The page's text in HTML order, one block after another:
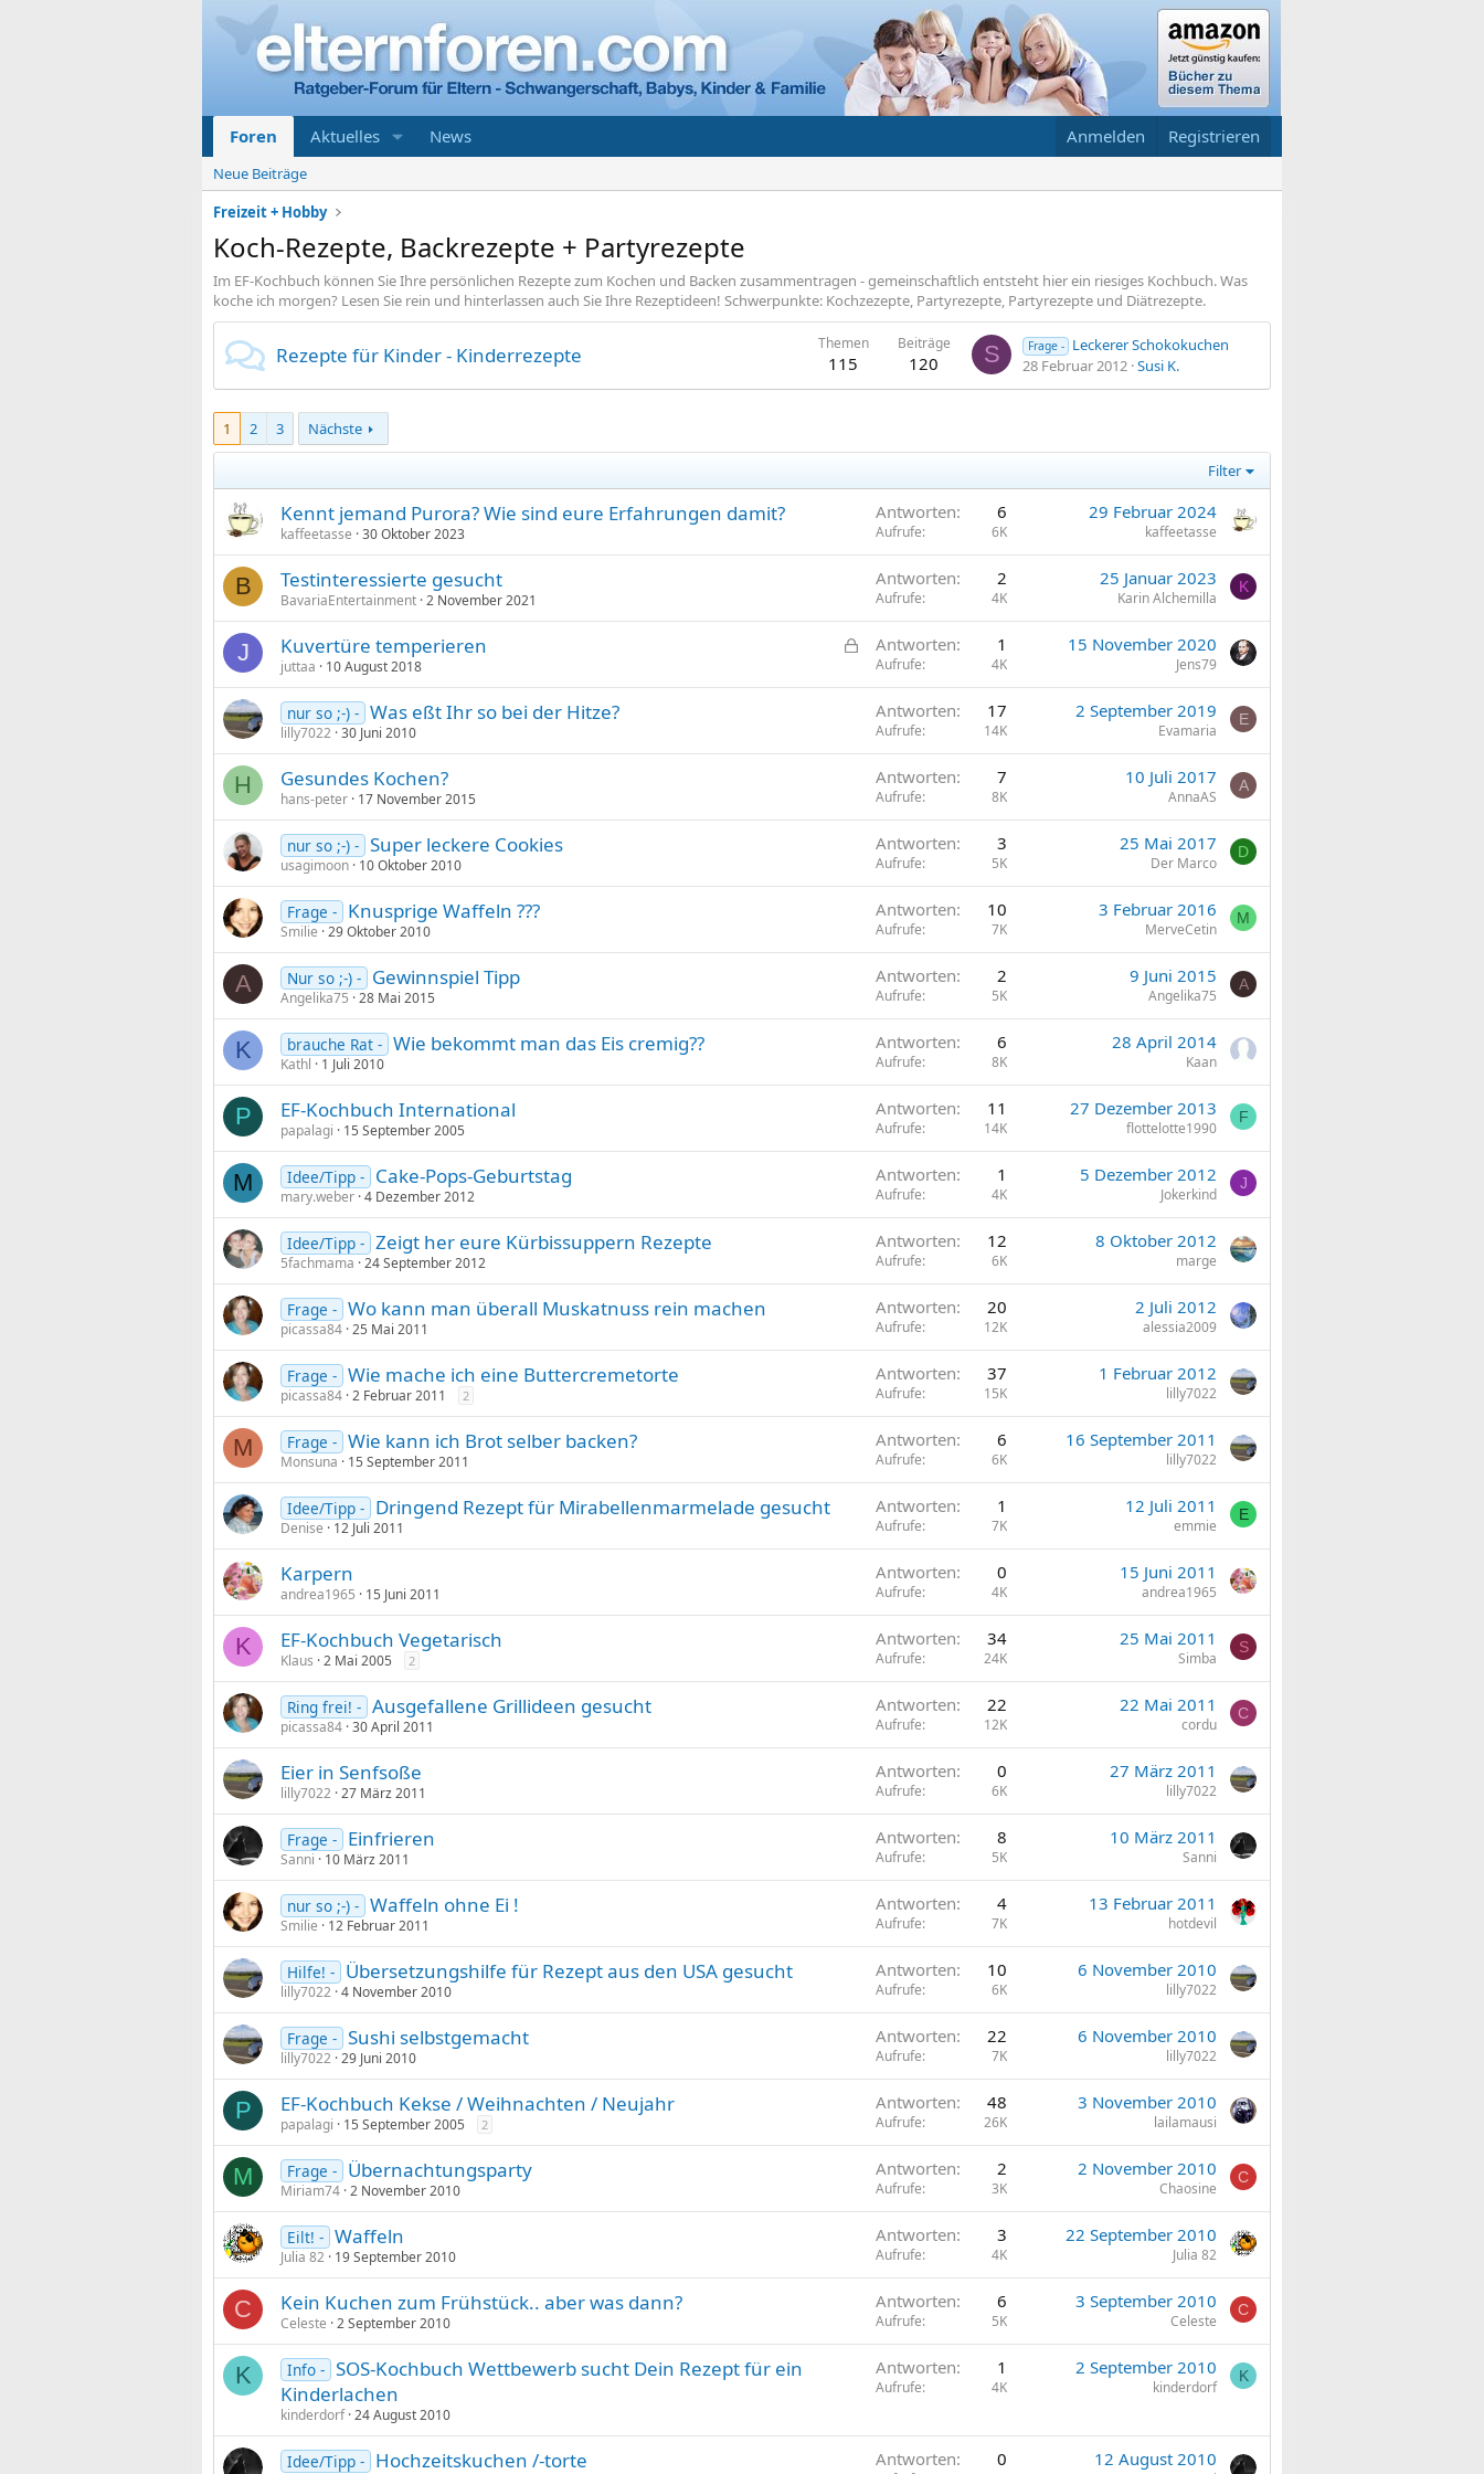
Foren Aktuelles News Anmelden Registrieren
Neue Beiträge
Freizeit + Hobby
Koch-Rezepte, Backrezepte + Partyrezepte
Im EF-Kochbuch können Sie Ihre persönlichen Rezepte zum Kochen und Backen zusammentragen - gemeinschaftlich entsteht hier ein riesiges Kochbuch. Was
koche ich morgen? Lesen Sie rein und hinterlassen auch Sie Ihre Rezeptideen! Schwerpunkte: Kochzezepte, Partyrezepte, Partyrezepte und Diätrezepte.
Rezepte für Kinder - Kinderrezepte Themen
115
Beiträge
120 S Frage - Leckerer Schokokuchen
28 Februar 2012 Susi K.
1 2 3 Nächste
Filter
Kennt jemand Purora? Wie sind eure Erfahrungen damit?
kaffeetasse 30 Oktober 2023
Antworten 6
Aufrufe 6K
29 Februar 2024
kaffeetasse
B Testinteressierte gesucht
BavariaEntertainment 2 November 2021
Antworten 2
Aufrufe 4K
25 Januar 2023
Karin Alchemilla
K
J
G
s
r
Kuvertüre temperieren
juttaa 10 August 2018
Antworten 1
Aufrufe 4K
15 November 2020
Jens79
nur so ;-) - Was eßt Ihr so bei der Hitze?
lilly7022 30 Juni 2010
Antworten 17
Aufrufe 14K
2 September 2019
Evamaria
E
H Gesundes Kochen?
hans-peter 17 November 2015
Antworten 7
Aufrufe 8K
10 Juli 2017
AnnaAS
A
nur so ;-) - Super leckere Cookies
usagimoon 10 Oktober 2010
Antworten 3
Aufrufe 5K
25 Mai 2017
Der Marco
D
Frage - Knusprige Waffeln ???
Smilie 29 Oktober 2010
Antworten 10
Aufrufe 7K
3 Februar 2016
MerveCetin
M
A Nur so ;-) - Gewinnspiel Tipp
Angelika75 28 Mai 2015
Antworten 2
Aufrufe 5K
9 Juni 2015
Angelika75
A
K brauche Rat - Wie bekommt man das Eis cremig??
Kathl 1 Juli 2010
Antworten 6
Aufrufe 8K
28 April 2014
Kaan
P EF-Kochbuch International
papalagi 15 September 2005
Antworten 11
Aufrufe 14K
27 Dezember 2013
flottelotte1990
F
M Idee/Tipp - Cake-Pops-Geburtstag
mary.weber 4 Dezember 2012
Antworten 1
Aufrufe 4K
5 Dezember 2012
Jokerkind
J
Idee/Tipp - Zeigt her eure Kürbissuppern Rezepte
5fachmama 24 September 2012
Antworten 12
Aufrufe 6K
8 Oktober 2012
marge
Frage - Wo kann man überall Muskatnuss rein machen
picassa84 25 Mai 2011
Antworten 20
Aufrufe 12K
2 Juli 2012
alessia2009
Frage - Wie mache ich eine Buttercremetorte
picassa84 2 Februar 2011 2
Antworten 37
Aufrufe 15K
1 Februar 2012
lilly7022
M Frage - Wie kann ich Brot selber backen?
Monsuna 15 September 2011
Antworten 6
Aufrufe 6K
16 September 2011
lilly7022
Idee/Tipp - Dringend Rezept für Mirabellenmarmelade gesucht
Denise 12 Juli 2011
Antworten 1
Aufrufe 7K
12 Juli 2011
emmie
E
Karpern
andrea1965 15 Juni 2011
Antworten 0
Aufrufe 4K
15 Juni 2011
andrea1965
K EF-Kochbuch Vegetarisch
Klaus 2 Mai 2005 2
Antworten 34
Aufrufe 24K
25 Mai 2011
Simba
S
Ring frei! - Ausgefallene Grillideen gesucht
picassa84 30 April 2011
Antworten 22
Aufrufe 12K
22 Mai 2011
cordu
C
Eier in Senfsoße
lilly7022 27 März 2011
Antworten 0
Aufrufe 6K
27 März 2011
lilly7022
Frage - Einfrieren
Sanni 10 März 2011
Antworten 8
Aufrufe 5K
10 März 2011
Sanni
nur so ;-) - Waffeln ohne Ei !
Smilie 12 Februar 2011
Antworten 4
Aufrufe 7K
13 Februar 2011
hotdevil
Hilfe! - Übersetzungshilfe für Rezept aus den USA gesucht
lilly7022 4 November 2010
Antworten 10
Aufrufe 6K
6 November 2010
lilly7022
Frage - Sushi selbstgemacht
lilly7022 29 Juni 2010
Antworten 22
Aufrufe 7K
6 November 2010
lilly7022
P EF-Kochbuch Kekse / Weihnachten / Neujahr
papalagi 15 September 2005 2
Antworten 48
Aufrufe 26K
3 November 2010
lailamausi
M Frage - Übernachtungsparty
Miriam74 2 November 2010
Antworten 2
Aufrufe 3K
2 November 2010
Chaosine
C
Eilt! - Waffeln
Julia 82 19 September 2010
Antworten 3
Aufrufe 4K
22 September 2010
Julia 82
C Kein Kuchen zum Frühstück.. aber was dann?
Celeste 2 September 2010
Antworten 6
Aufrufe 5K
3 September 2010
Celeste
C
K Info - SOS-Kochbuch Wettbewerb sucht Dein Rezept für ein
Kinderlachen
kinderdorf 24 August 2010
Antworten 1
Aufrufe 4K
2 September 2010
kinderdorf
K
Idee/Tipp - Hochzeitskuchen /-torte Antworten 0 12 August 2010